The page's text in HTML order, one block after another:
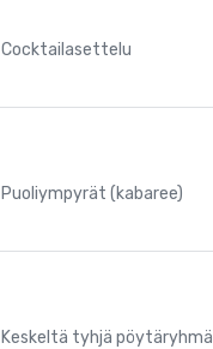
Cocktailasettelu
Puoliympyrät (kabaree)
Keskeltä tyhjä pöytäryhmä